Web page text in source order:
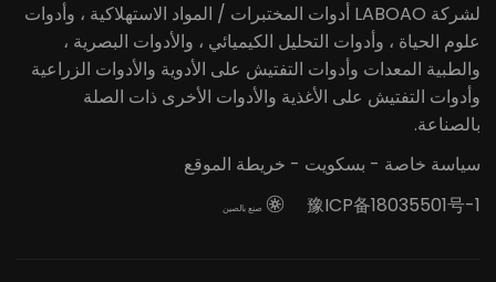
لشركة LABOAO أدوات المختبرات / المواد الاستهلاكية ، وأدوات
علوم الحياة ، وأدوات التحليل الكيميائي ، والأدوات البصرية ،
والطبية المعدات وأدوات التفتيش على الأدوية والأدوات الزراعية
وأدوات التفتيش على الأغذية والأدوات الأخرى ذات الصلة
بالصناعة.
سياسة خاصة - بسكويت - خريطة الموقع
豫ICP备18035501号-1
 صنع بالصين